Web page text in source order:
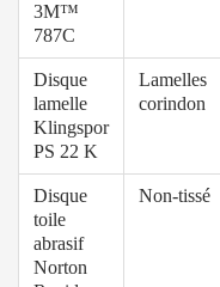
3M™
787C
Disque
lamelle
Klingspor
PS 22 K
Lamelles
corindon
Disque
toile
abrasif
Norton
Non-tissé